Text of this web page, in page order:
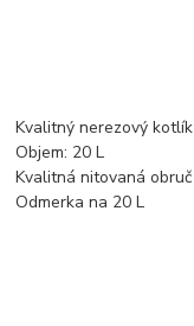
Kvalitný nerezový
Objem: 20 L
Kvalitná nitovaná obruč
Odmerka na 20 L